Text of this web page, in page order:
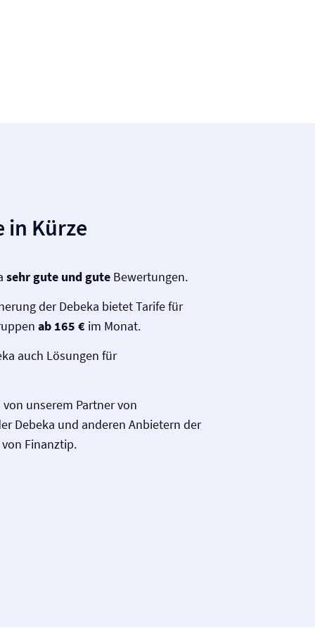
in Kürze
sehr gute und gute Bewertungen.
der Debeka bietet Tarife für
ab 165 € im Monat.
auch Lösungen für
unserem Partner von
Debeka und anderen Anbietern der
Finanztip.